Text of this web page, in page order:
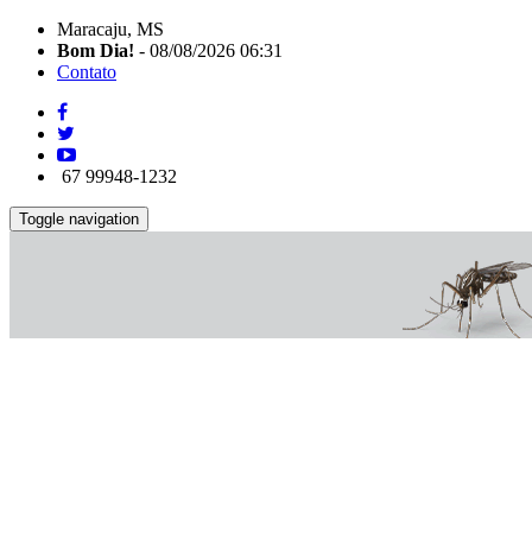
Maracaju, MS
Bom Dia! - 08/08/2026 06:31
Contato
67 99948-1232
Toggle navigation